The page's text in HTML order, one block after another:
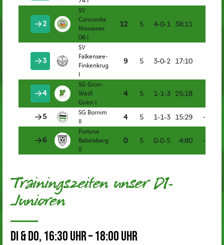
Trainingszeiten unser D1-
Junioren
Di & Do, 16:30 Uhr – 18:00 Uhr